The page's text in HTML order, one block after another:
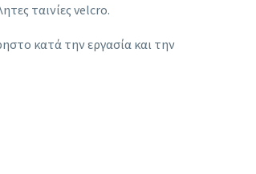
ταινίες velcro.
κατά την εργασία και την